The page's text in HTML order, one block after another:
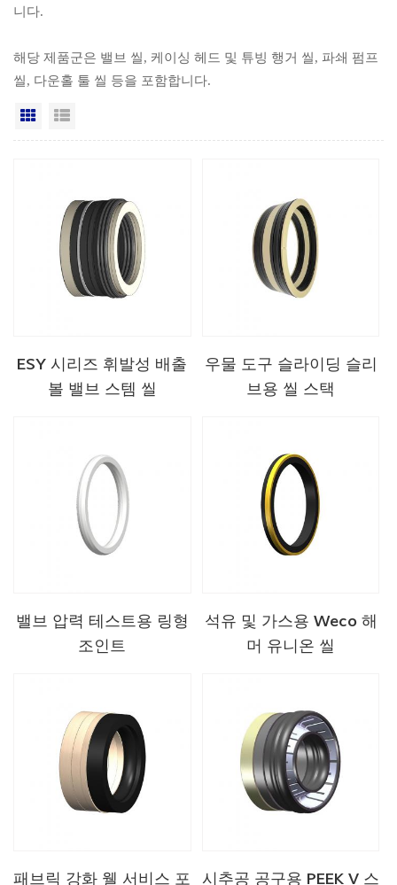
니다.
해당 제품군은 밸브 씰, 케이싱 헤드 및 튜빙 행거 씰, 파쇄 펌프
씰, 다운홀 툴 씰 등을 포함합니다.
격자보기
ESY 시리즈 휘발성 배출
볼 밸브 스템 씰
우물 도구 슬라이딩 슬리
브용 씰 스택
밸브 압력 테스트용 링형
조인트
석유 및 가스용 Weco 해
머 유니온 씰
패브릭 강화 웰 서비스 포
시추공 공구용 PEEK V 스